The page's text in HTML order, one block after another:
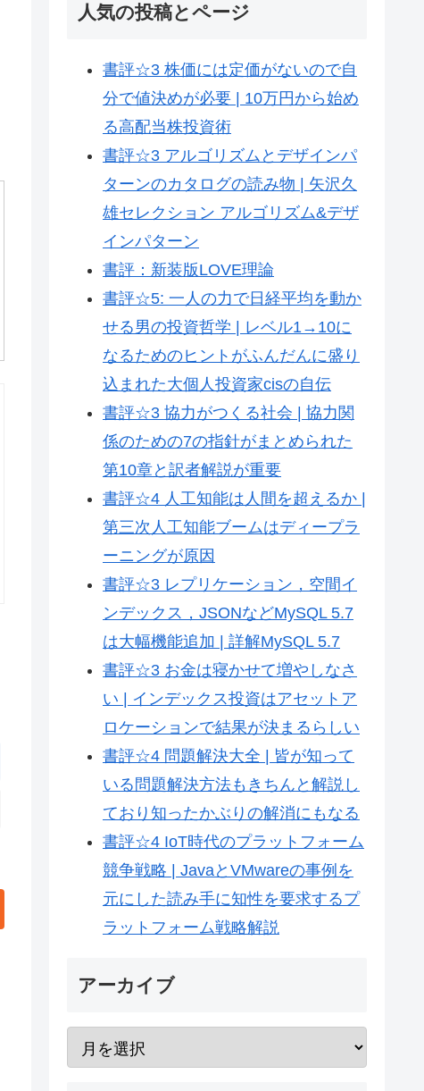
人気の投稿とページ
書評☆3 株価には定価がないので自
分で値決めが必要 | 10万円から始め
る高配当株投資術
書評☆3 アルゴリズムとデザインパ
ターンのカタログの読み物 | 矢沢久
雄セレクション アルゴリズム&デザ
インパターン
書評：新装版LOVE理論
書評☆5: 一人の力で日経平均を動か
せる男の投資哲学 | レベル1→10に
なるためのヒントがふんだんに盛り
込まれた大個人投資家cisの自伝
書評☆3 協力がつくる社会 | 協力関
係のための7の指針がまとめられた
第10章と訳者解説が重要
書評☆4 人工知能は人間を超えるか |
第三次人工知能ブームはディープラ
ーニングが原因
書評☆3 レプリケーション，空間イ
ンデックス，JSONなどMySQL 5.7
は大幅機能追加 | 詳解MySQL 5.7
書評☆3 お金は寝かせて増やしなさ
い | インデックス投資はアセットア
ロケーションで結果が決まるらしい
書評☆4 問題解決大全 | 皆が知って
いる問題解決方法もきちんと解説し
ており知ったかぶりの解消にもなる
書評☆4 IoT時代のプラットフォーム
競争戦略 | JavaとVMwareの事例を
元にした読み手に知性を要求するプ
ラットフォーム戦略解説
アーカイブ